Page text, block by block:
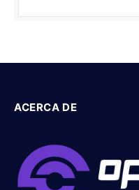
ACERCA DE